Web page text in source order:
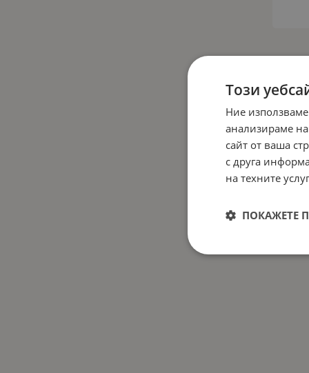
Този
Ние
анализираме
сайт от ваша
с друга
на техните
ПОКАЖЕТЕ